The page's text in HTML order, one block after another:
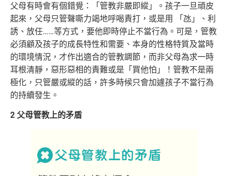
父母有時會有個錯覺：「管教非嚴即縱」。孩子一旦頑皮
起來，父母只管聲嘶力竭地呼喝責打，或是用 「氹」、利
誘、放任……等方式，要他即時停止不當行為。可是，管教
必須顧及孩子的成長特性和需要、本身的性格特質及當時
的環境情況，才作出適合的管教調節，而非父母為求一時
耳根清靜，惡形惡相的責難或是「買他怕」！管教不是兩
極化，只管嚴或縱的話，許多時候只會加遽孩子不當行為
的持續發生。
2 父母管教上的矛盾